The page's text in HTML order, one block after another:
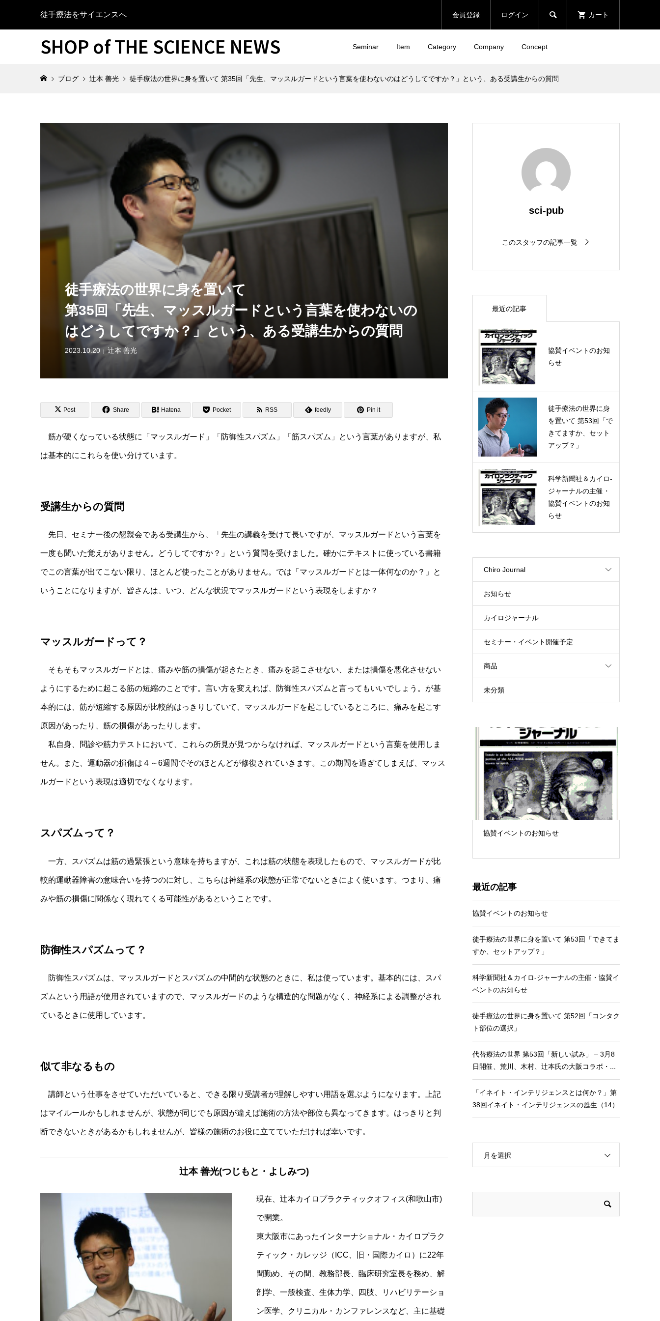
徒手療法をサイエンスへ 会員登録 ログイン  カート
SHOP of THE SCIENCE NEWS Seminar Item Category Company Concept
ブログ 辻本 善光 徒手療法の世界に身を置いて 第35回「先生、マッスルガードという言葉を使わないのはどうしてですか？」という、ある受講生からの質問
徒手療法の世界に身を置いて
第35回「先生、マッスルガードという言葉を使わないの
はどうしてですか？」という、ある受講生からの質問
2023.10.20 辻本 善光
Post Share Hatena Pocket RSS feedly Pin it
筋が硬くなっている状態に「マッスルガード」「防御性スパズム」「筋スパズム」という言葉がありますが、私
は基本的にこれらを使い分けています。
受講生からの質問
先日、セミナー後の懇親会である受講生から、「先生の講義を受けて長いですが、マッスルガードという言葉を
一度も聞いた覚えがありません。どうしてですか？」という質問を受けました。確かにテキストに使っている書籍
でこの言葉が出てこない限り、ほとんど使ったことがありません。では「マッスルガードとは一体何なのか？」と
いうことになりますが、皆さんは、いつ、どんな状況でマッスルガードという表現をしますか？
マッスルガードって？
そもそもマッスルガードとは、痛みや筋の損傷が起きたとき、痛みを起こさせない、または損傷を悪化させない
ようにするために起こる筋の短縮のことです。言い方を変えれば、防御性スパズムと言ってもいいでしょう。が基
本的には、筋が短縮する原因が比較的はっきりしていて、マッスルガードを起こしているところに、痛みを起こす
原因があったり、筋の損傷があったりします。
私自身、問診や筋力テストにおいて、これらの所見が見つからなければ、マッスルガードという言葉を使用しま
せん。また、運動器の損傷は４～6週間でそのほとんどが修復されていきます。この期間を過ぎてしまえば、マッス
ルガードという表現は適切でなくなります。
スパズムって？
一方、スパズムは筋の過緊張という意味を持ちますが、これは筋の状態を表現したもので、マッスルガードが比
較的運動器障害の意味合いを持つのに対し、こちらは神経系の状態が正常でないときによく使います。つまり、痛
みや筋の損傷に関係なく現れてくる可能性があるということです。
防御性スパズムって？
防御性スパズムは、マッスルガードとスパズムの中間的な状態のときに、私は使っています。基本的には、スパ
ズムという用語が使用されていますので、マッスルガードのような構造的な問題がなく、神経系による調整がされ
ているときに使用しています。
似て非なるもの
講師という仕事をさせていただいていると、できる限り受講者が理解しやすい用語を選ぶようになります。上記
はマイルールかもしれませんが、状態が同じでも原因が違えば施術の方法や部位も異なってきます。はっきりと判
断できないときがあるかもしれませんが、皆様の施術のお役に立てていただければ幸いです。
辻本 善光(つじもと・よしみつ)
現在、辻本カイロプラクティックオフィス(和歌山市)
で開業。
東大阪市にあったインターナショナル・カイロプラク
ティック・カレッジ（ICC、旧・国際カイロ）に22年
間勤め、その間、教務部長、臨床研究室長を務め、解
剖学、一般検査、生体力学、四肢、リハビリテーショ
ン医学、クリニカル・カンファレンスなど、主に基礎
sci-pub
このスタッフの記事一覧
最近の記事
協賛イベントのお知
らせ
徒手療法の世界に身
を置いて 第53回「で
きてますか、セット
アップ？」
科学新聞社＆カイロ-
ジャーナルの主催・
協賛イベントのお知
らせ
Chiro Journal
お知らせ
カイロジャーナル
セミナー・イベント開催予定
商品
未分類
協賛イベントのお知らせ
1 2 3 4 5
最近の記事
協賛イベントのお知らせ
徒手療法の世界に身を置いて 第53回「できてま
すか、セットアップ？」
科学新聞社＆カイロ-ジャーナルの主催・協賛イ
ベントのお知らせ
徒手療法の世界に身を置いて 第52回「コンタク
ト部位の選択」
代替療法の世界 第53回「新しい試み」 – 3月8
日開催、荒川、木村、辻本氏の大阪コラボ・...
「イネイト・インテリジェンスとは何か？」第
38回イネイト・インテリジェンスの甦生（14）
月を選択